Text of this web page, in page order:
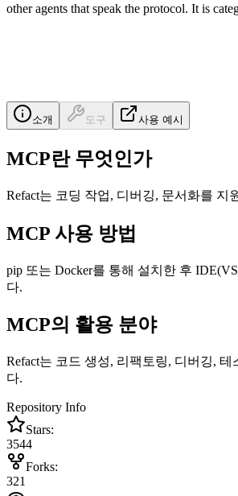
other agents that speak the protocol. It is
소개 도구 사용 예시
MCP란 무엇인가
Refact는 코딩 작업, 디버깅, 문서화를
MCP 사용 방법
pip 또는 Docker를 통해 설치한 후
다.
MCP의 활용 분야
Refact는 코드 생성, 리팩토링, 디버깅,
다.
Repository Info
Stars:
3544
Forks:
321